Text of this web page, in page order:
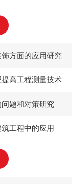
方面的应用研究
高工程测量技术
题和对策研究
工程中的应用